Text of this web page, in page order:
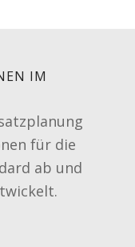
IM
für die
ab und